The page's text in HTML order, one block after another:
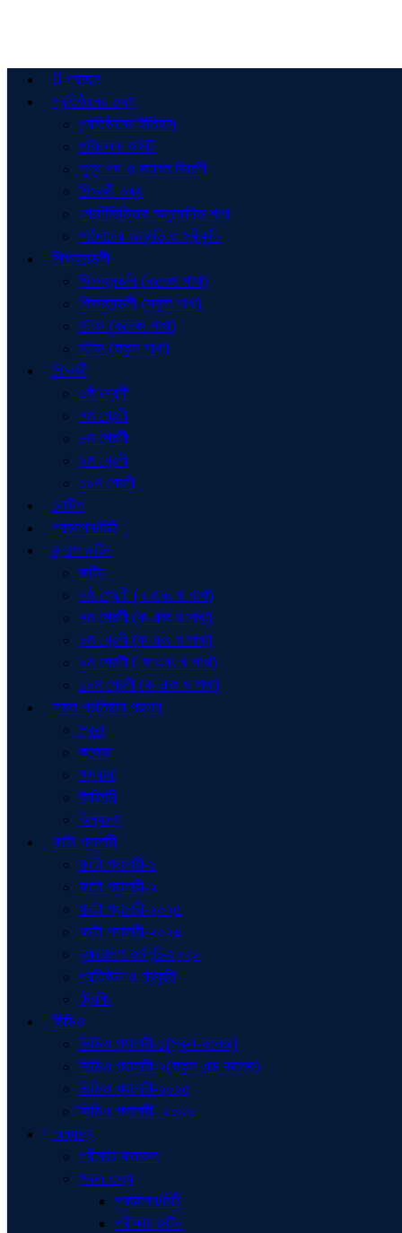
প্রচ্ছদ
প্রতিষ্ঠানের তথ্য
প্রতিষ্ঠানের ইতিহাস
পরিচালনা কমিটি
শূণ্য পদ ও জনবল বিবরণী
শিক্ষার্থী তথ্য
শ্রেণিভিত্তিক অনুমোদিত শাখা
পাঠদানের অনুমতি ও স্বীকৃতি
শিক্ষকমন্ডলী
শিক্ষকমন্ডলী (কলেজ শাখা)
শিক্ষকমন্ডলী (স্কুল শাখা)
স্টাফ (কলেজ শাখা)
স্টাফ (স্কুল শাখা)
শিক্ষার্থী
৬ষ্ঠ শ্রেণী
৭ম শ্রেণী
৮ম শ্রেণী
৯ম শ্রেণী
১০ম শ্রেণী
নোটিশ
প্রজ্ঞাপন/চিঠি
ক্লাশ রুটিন
রুটিন
৬ষ্ঠ শ্রেণী (ক এবং খ শাখা)
৭ম শ্রেণী (ক এবং খ শাখা)
৮ম শ্রেণী (ক এবং খ শাখা)
৯ম শ্রেণী ( ক এবং খ শাখা)
১০ম শ্রেণী (ক এবং খ শাখা)
সকল প্রতিষ্ঠান প্রধান
স্কুল
কলেজ
মাদ্রাসা
কারিগরি
অন্যান্য
ফটো গ্যালারী
ফটো গ্যালারী-১
ফটো গ্যালারী-২
ফটো গ্যালারী-২০২৫
ফটো গ্যালারী-২০২৬
বৃক্ষরোপণ কর্মসূচি-২০২৬
প্রতিষ্ঠান ও প্রকৃতি
ট্রেনিং
ভিডিও
ভিডিও গ্যালারী-১(স্কুল-কলেজ)
ভিডিও গ্যালারী-২(স্কুল এন্ড কলেজ)
ভিডিও গ্যালারী-২০২৫
ভিডিও গ্যালারী- ২০২৬
অন্যান্য
পরীক্ষার ফলাফল
সকল তথ্য
প্রজ্ঞাপন/চিঠি
পরীক্ষার রুটিন